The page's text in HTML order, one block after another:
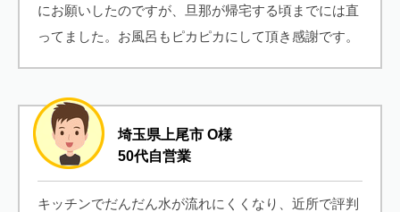
にお願いしたのですが、旦那が帰宅する頃までには直
ってました。お風呂もピカピカにして頂き感謝です。
埼玉県上尾市 O様
50代自営業
キッチンでだんだん水が流れにくくなり、近所で評判